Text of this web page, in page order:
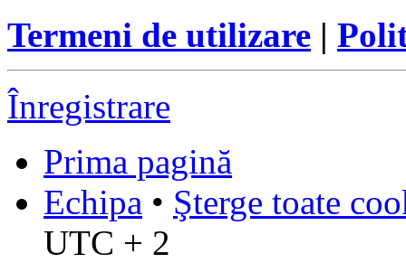
Termeni de utilizare |
Înregistrare
Prima pagină
Echipa • Şterge toate
UTC + 2